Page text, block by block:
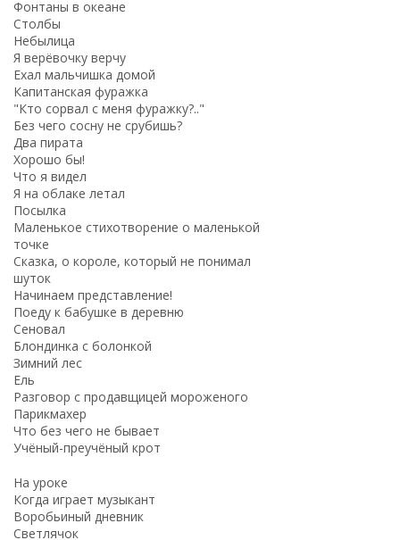
Фонтаны в океане
Столбы
Небылица
Я верёвочку верчу
Ехал мальчишка домой
Капитанская фуражка
"Кто сорвал с меня фуражку?.."
Без чего сосну не срубишь?
Два пирата
Хорошо бы!
Что я видел
Я на облаке летал
Посылка
Маленькое стихотворение о маленькой
точке
Сказка, о короле, который не понимал
шуток
Начинаем представление!
Поеду к бабушке в деревню
Сеновал
Блондинка с болонкой
Зимний лес
Ель
Разговор с продавщицей мороженого
Парикмахер
Что без чего не бывает
Учёный-преучёный крот
На уроке
Когда играет музыкант
Воробьиный дневник
Светлячок